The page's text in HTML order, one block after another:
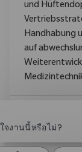
und
Handhabung
auf
งานนี้หรือไม่?